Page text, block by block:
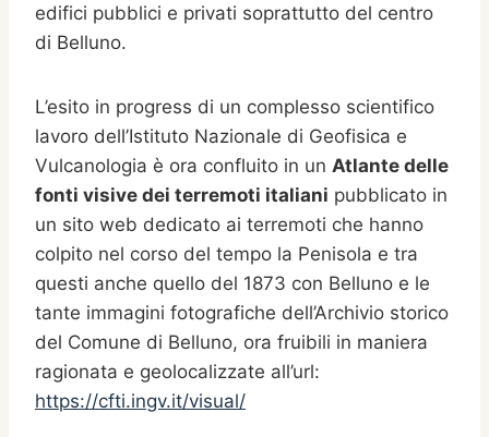
edifici pubblici e privati soprattutto del centro
di Belluno.
L’esito in progress di un complesso scientifico
lavoro dell’Istituto Nazionale di Geofisica e
Vulcanologia è ora confluito in un Atlante delle
fonti visive dei terremoti italiani pubblicato in
un sito web dedicato ai terremoti che hanno
colpito nel corso del tempo la Penisola e tra
questi anche quello del 1873 con Belluno e le
tante immagini fotografiche dell’Archivio storico
del Comune di Belluno, ora fruibili in maniera
ragionata e geolocalizzate all’url:
https://cfti.ingv.it/visual/